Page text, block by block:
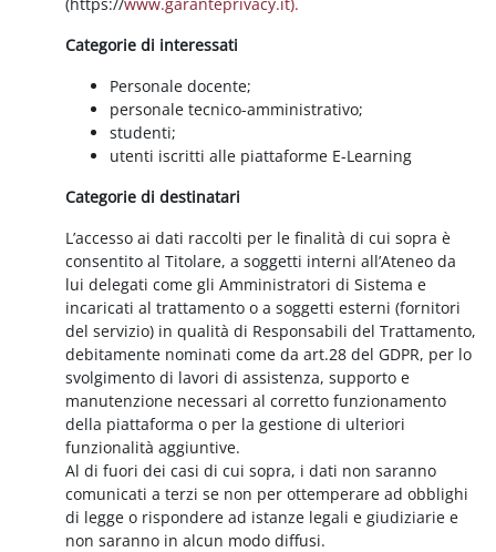
Categorie di interessati
Personale docente;
personale tecnico-amministrativo;
studenti;
utenti iscritti alle piattaforme E-Learning
Categorie di destinatari
L’accesso ai dati raccolti per le finalità di cui sopra è
consentito al Titolare, a soggetti interni all’Ateneo da
lui delegati come gli Amministratori di Sistema e
incaricati al trattamento o a soggetti esterni (fornitori
del servizio) in qualità di Responsabili del Trattamento,
debitamente nominati come da art.28 del GDPR, per lo
svolgimento di lavori di assistenza, supporto e
manutenzione necessari al corretto funzionamento
della piattaforma o per la gestione di ulteriori
funzionalità aggiuntive.
Al di fuori dei casi di cui sopra, i dati non saranno
comunicati a terzi se non per ottemperare ad obblighi
di legge o rispondere ad istanze legali e giudiziarie e
non saranno in alcun modo diffusi.